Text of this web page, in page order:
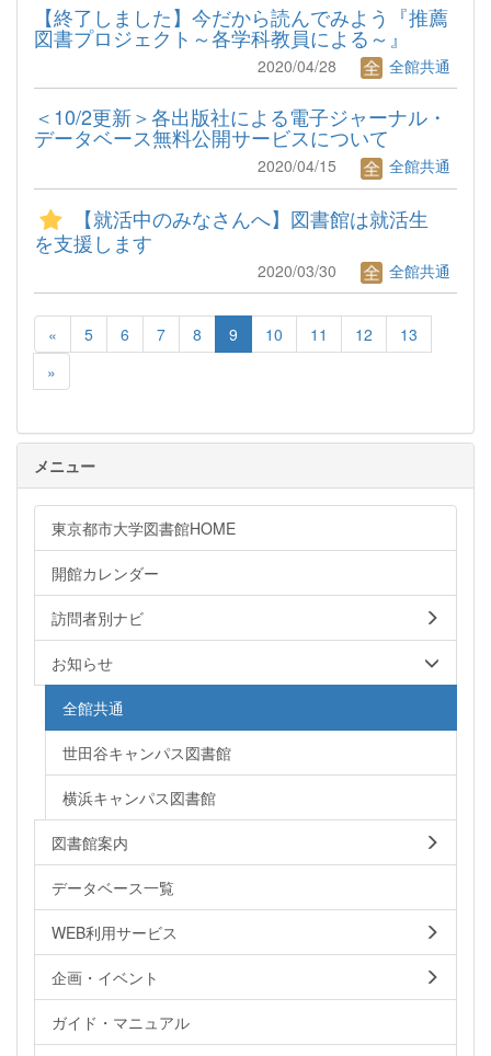
【終了しました】今だから読んでみよう『推薦
図書プロジェクト～各学科教員による～』
2020/04/28 全館共通
＜10/2更新＞各出版社による電子ジャーナル・
データベース無料公開サービスについて
2020/04/15 全館共通
【就活中のみなさんへ】図書館は就活生
を支援します
2020/03/30 全館共通
« 5 6 7 8 9 10 11 12
13
»
メニュー
東京都市大学図書館HOME
開館カレンダー
訪問者別ナビ
お知らせ
全館共通
世田谷キャンパス図書館
横浜キャンパス図書館
図書館案内
データベース一覧
WEB利用サービス
企画・イベント
ガイド・マニュアル